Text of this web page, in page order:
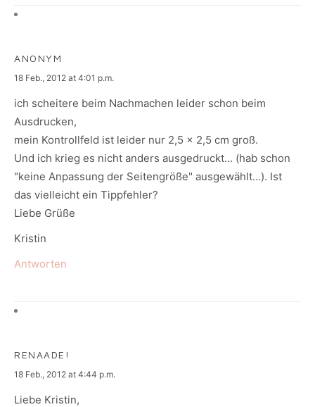
ANONYM
says:
18 Feb., 2012 at 4:01 p.m.
ich scheitere beim Nachmachen leider schon beim
Ausdrucken,
mein Kontrollfeld ist leider nur 2,5 x 2,5 cm groß.
Und ich krieg es nicht anders ausgedruckt… (hab schon
"keine Anpassung der Seitengröße" ausgewählt…). Ist
das vielleicht ein Tippfehler?
Liebe Grüße
Kristin
Antworten
RENAADE!
says:
18 Feb., 2012 at 4:44 p.m.
Liebe Kristin,